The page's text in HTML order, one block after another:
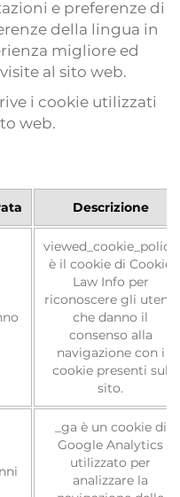
e preferenze di
della lingua in
migliore ed
al sito web.
i cookie utilizzati
web.
Descrizione
viewed_cookie_policy
è il cookie di Cookie
Law Info per
riconoscere gli utenti
che danno il
consenso alla
navigazione con i
cookie presenti sul
sito.
_ga è un cookie di
Google Analytics
utilizzato per
analizzare la